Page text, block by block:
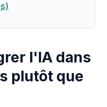
l'IA dans
plutôt que